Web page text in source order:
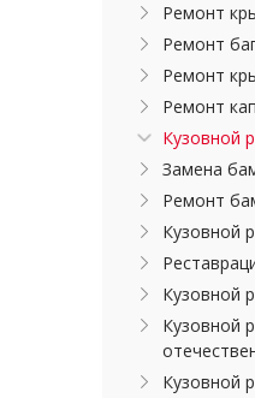
Ремонт
Ремонт
Ремонт
Ремонт
Кузовной
Замена
Ремонт
Кузовной
Кузовной
Кузовной
Кузовной